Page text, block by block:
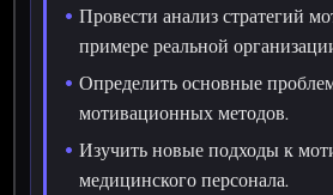
Провести анализ стратегий
примере реальной
Определить основные
мотивационных методов.
Изучить новые подходы к
медицинского персонала.